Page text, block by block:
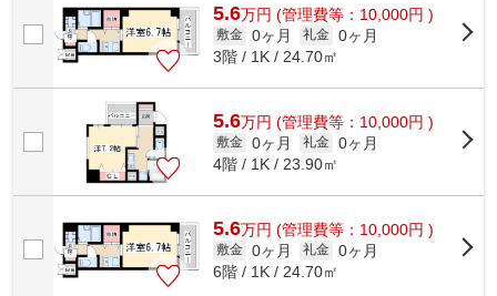
5.6万円 (管理費等：10,000円 )
敷金 0ヶ月 礼金 0ヶ月
3階 / 1K / 24.70㎡
5.6万円 (管理費等：10,000円 )
敷金 0ヶ月 礼金 0ヶ月
4階 / 1K / 23.90㎡
5.6万円 (管理費等：10,000円 )
敷金 0ヶ月 礼金 0ヶ月
6階 / 1K / 24.70㎡